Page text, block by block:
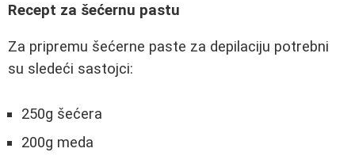
Recept za šećernu pastu
Za pripremu šećerne paste za depilaciju potrebni
su sledeći sastojci:
250g šećera
200g meda